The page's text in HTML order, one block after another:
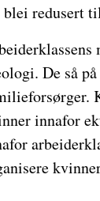
blei redusert
De så
innafor